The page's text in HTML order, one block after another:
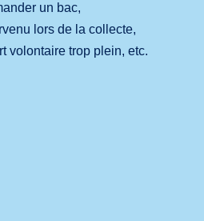
un bac,
lors de la collecte,
volontaire trop plein, etc.